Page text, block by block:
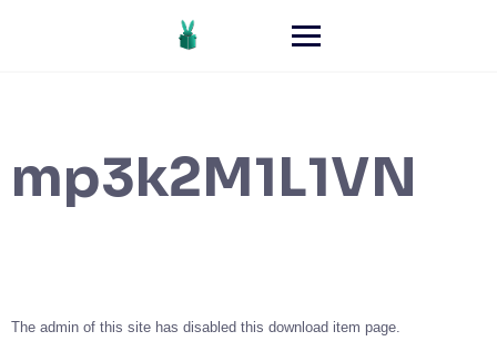
mp3k2M1L1VN
The admin of this site has disabled this download item page.